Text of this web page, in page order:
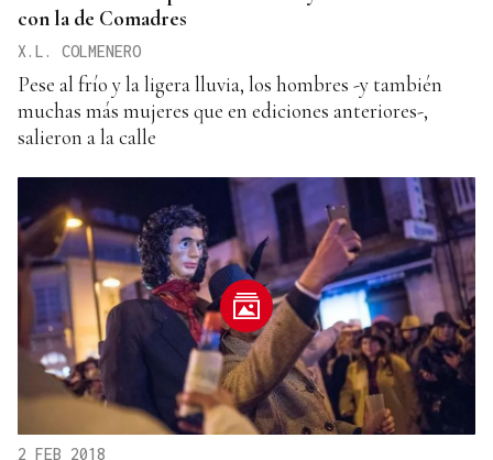
con la de Comadres
X.L. COLMENERO
Pese al frío y la ligera lluvia, los hombres -y también
muchas más mujeres que en ediciones anteriores-,
salieron a la calle
2 FEB 2018